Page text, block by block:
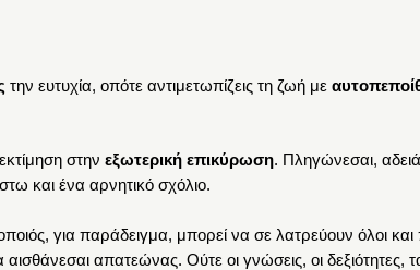
την ευτυχία, οπότε αντιμετωπίζεις τη ζωή με
στηνεξωτερική επικύρωση. Πληγώνεσαι,
και ένα αρνητικό σχόλιο.
για παράδειγμα, μπορεί να σε λατρεύουν όλοι και
απατεώνας. Ούτε οι γνώσεις, οι δεξιότητες,